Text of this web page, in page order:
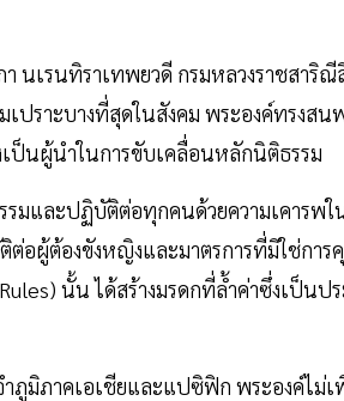
เรนทิราเทพยวดี กรมหลวงราชสาริณี
ปราะบางที่สุดในสังคม พระองค์ทรงสน
ป็นผู้นำในการขับเคลื่อนหลักนิติธรรม
มและปฏิบัติต่อทุกคนด้วยความเคารพ
อผู้ต้องขังหญิงและมาตรการที่มิใช่กา
นั้น ได้สร้างมรดกที่ล้ำค่าซึ่งเป็นป
ภูมิภาคเอเชียและแปซิฟิก พระองค์ไม่